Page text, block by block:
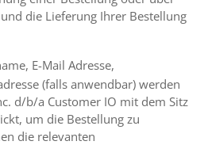
die Lieferung Ihrer Bestellung
E-Mail Adresse,
(falls anwendbar) werden
d/b/a Customer IO mit dem Sitz
um die Bestellung zu
die relevanten